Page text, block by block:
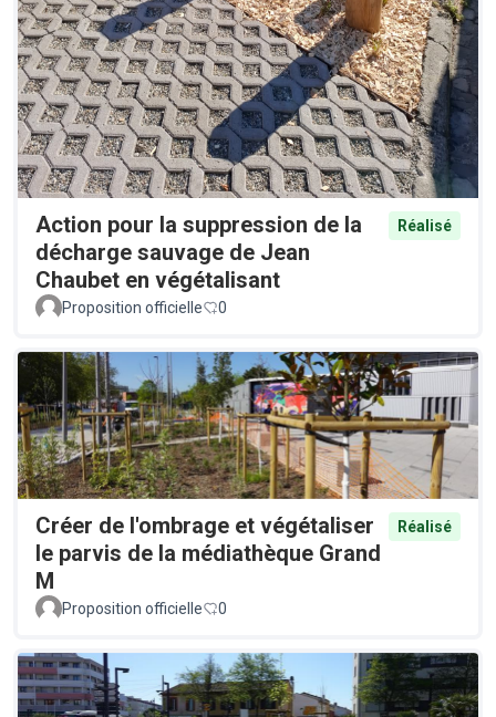
Action pour la suppression de la
décharge sauvage de Jean
Chaubet en végétalisant
Réalisé
Proposition officielle 0
Créer de l'ombrage et végétaliser
le parvis de la médiathèque Grand
M
Réalisé
Proposition officielle 0